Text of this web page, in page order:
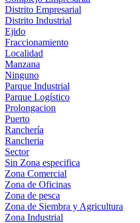
Distrito Empresarial
Distrito Industrial
Ejido
Fraccionamiento
Localidad
Manzana
Ninguno
Parque Industrial
Parque Logístico
Prolongacion
Puerto
Ranchería
Rancheria
Sector
Sin Zona especifica
Zona Comercial
Zona de Oficinas
Zona de pesca
Zona de Siembra y Agricultura
Zona Industrial